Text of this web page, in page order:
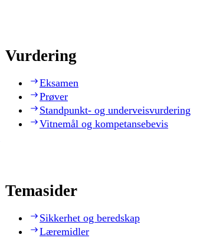
Vurdering
Eksamen
Prøver
Standpunkt- og underveisvurdering
Vitnemål og kompetansebevis
Temasider
Sikkerhet og beredskap
Læremidler